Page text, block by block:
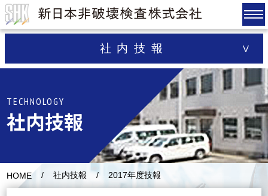
TECHNOLOGY
社内技報
HOME 社内技報 2017年度技報
社内技報